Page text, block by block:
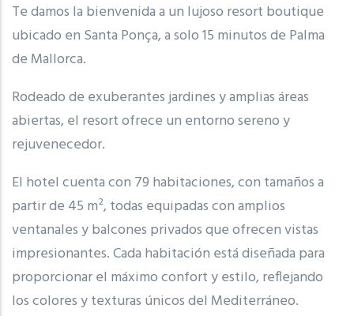
Te damos la bienvenida a un lujoso resort boutique
ubicado en Santa Ponça, a solo 15 minutos de Palma
de Mallorca.
Rodeado de exuberantes jardines y amplias áreas
abiertas, el resort ofrece un entorno sereno y
rejuvenecedor.
El hotel cuenta con 79 habitaciones, con tamaños a
partir de 45 m², todas equipadas con amplios
ventanales y balcones privados que ofrecen vistas
impresionantes. Cada habitación está diseñada para
proporcionar el máximo confort y estilo, reflejando
los colores y texturas únicos del Mediterráneo.